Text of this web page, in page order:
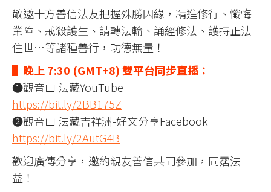
敬邀十方善信法友把握殊勝因緣，精進修行、懺悔
業障、戒殺護生、請轉法輪、誦經修法、護持正法
住世…等諸種善行，功德無量！
▌晚上 7:30 (GMT+8) 雙平台同步直播：
❶觀音山 法藏YouTube
https://bit.ly/2BB175Z
❷觀音山 法藏吉祥洲-好文分享Facebook
https://bit.ly/2AutG4B
歡迎廣傳分享，邀約親友善信共同參加，同霑法
益！